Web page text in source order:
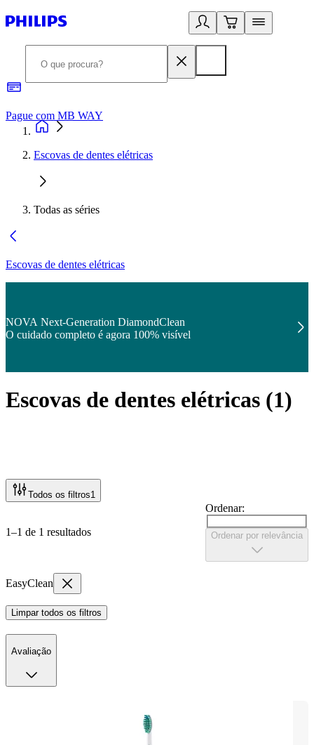
Pague com MB WAY
Escovas de dentes elétricas
Todas as séries
Escovas de dentes elétricas
NOVA Next-Generation DiamondClean
O cuidado completo é agora 100% visível
Escovas de dentes elétricas (1)
Todos os filtros1
1–1 de 1 resultados
Ordenar:
Ordenar por relevância
EasyClean
Limpar todos os filtros
Avaliação